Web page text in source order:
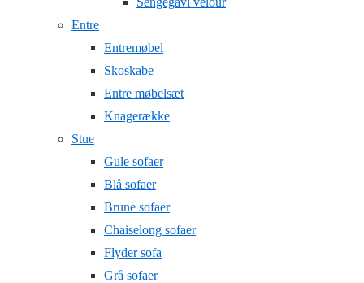
Entre
Entremøbel
Skoskabe
Entre møbelsæt
Knagerække
Stue
Gule sofaer
Blå sofaer
Brune sofaer
Chaiselong sofaer
Flyder sofa
Grå sofaer